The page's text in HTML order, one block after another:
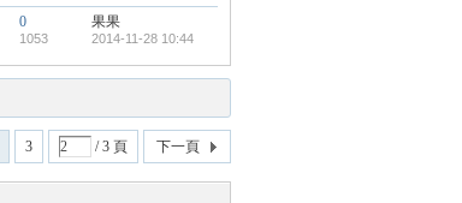
0
1053
果果
2014-11-28 10:44
3 / 3 頁 下一頁